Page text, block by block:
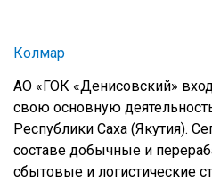
Колмар
АО «ГОК «Денисовский»
свою основную
Республики Саха (Якутия).
составе добычные и
сбытовые и логистические